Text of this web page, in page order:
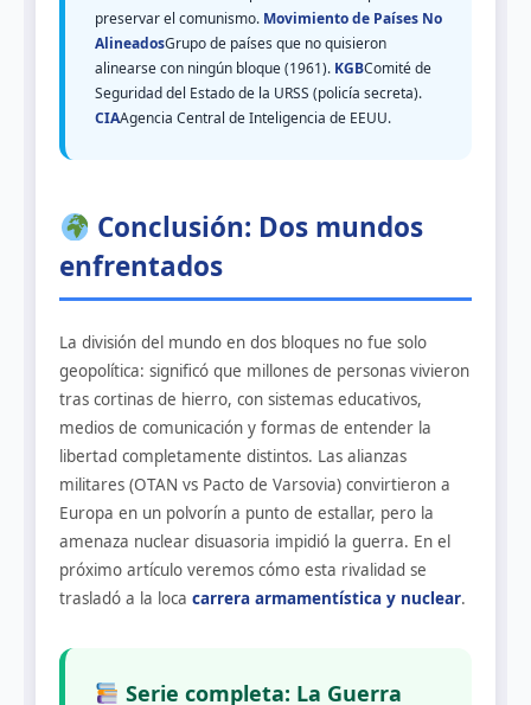
preservar el comunismo. Movimiento de Países No
AlineadosGrupo de países que no quisieron
alinearse con ningún bloque (1961). KGBComité de
Seguridad del Estado de la URSS (policía secreta).
CIAAgencia Central de Inteligencia de EEUU.
Conclusión: Dos mundos
enfrentados
La división del mundo en dos bloques no fue solo
geopolítica: significó que millones de personas vivieron
tras cortinas de hierro, con sistemas educativos,
medios de comunicación y formas de entender la
libertad completamente distintos. Las alianzas
militares (OTAN vs Pacto de Varsovia) convirtieron a
Europa en un polvorín a punto de estallar, pero la
amenaza nuclear disuasoria impidió la guerra. En el
próximo artículo veremos cómo esta rivalidad se
trasladó a la loca carrera armamentística y nuclear.
Serie completa: La Guerra